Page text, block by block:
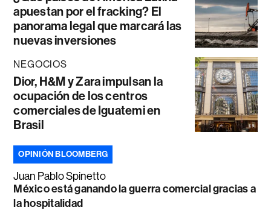
apuestan por el fracking? El
panorama legal que marcará las
nuevas inversiones
NEGOCIOS
Dior, H&M y Zara impulsan la
ocupación de los centros
comerciales de Iguatemi en
Brasil
OPINIÓN BLOOMBERG
Juan Pablo Spinetto
México está ganando la guerra comercial gracias a
la hospitalidad